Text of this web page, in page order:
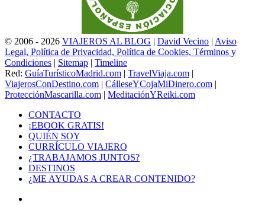
© 2006 - 2026 VIAJEROS AL BLOG | David Vecino | Aviso
Legal, Política de Privacidad, Política de Cookies, Términos y
Condiciones | Sitemap | Timeline
Red: GuíaTurísticoMadrid.com | TravelViaja.com |
ViajerosConDestino.com | CálleseYCojaMiDinero.com |
ProtecciónMascarilla.com | MeditaciónYReiki.com
CONTACTO
¡EBOOK GRATIS!
QUIÉN SOY
CURRÍCULO VIAJERO
¿TRABAJAMOS JUNTOS?
DESTINOS
¿ME AYUDAS A CREAR CONTENIDO?